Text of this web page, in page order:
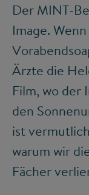
Der MINT-
Image.
Ärzte die
Film, wo der
den
ist
warum wir
Fächer